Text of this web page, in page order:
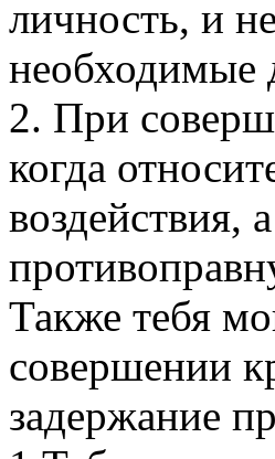
личность, и
необходимые
2. При
когда
воздействия,
Также тебя
совершении
задержание